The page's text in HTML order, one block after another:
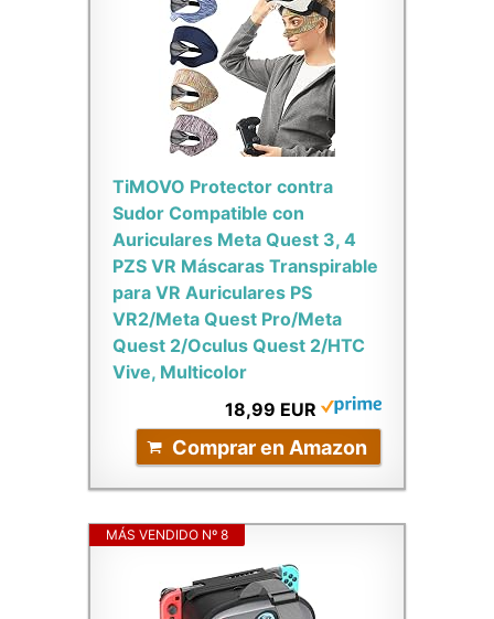
TiMOVO Protector contra
Sudor Compatible con
Auriculares Meta Quest 3, 4
PZS VR Máscaras Transpirable
para VR Auriculares PS
VR2/Meta Quest Pro/Meta
Quest 2/Oculus Quest 2/HTC
Vive, Multicolor
18,99 EUR
Comprar en Amazon
MÁS VENDIDO Nº 8